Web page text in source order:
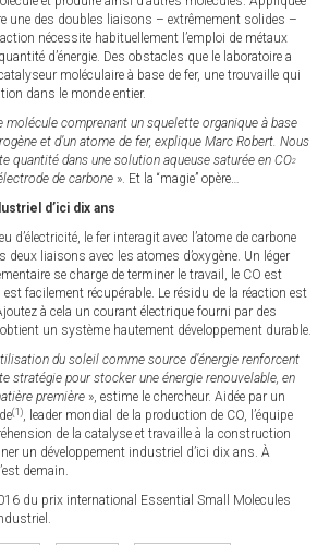
une des doubles liaisons – extrêmement solides –
nécessite habituellement l’emploi de métaux
d’énergie. Des obstacles que le laboratoire a
moléculaire à base de fer, une trouvaille qui
dans le monde entier.
molécule comprenant un squelette organique à base
et d’un atome de fer, explique Marc Robert. Nous
quantité dans une solution aqueuse saturée en CO2
de carbone ». Et la “magie” opère…
d’ici dix ans
d’électricité, le fer interagit avec l’atome de carbone
deux liaisons avec les atomes d’oxygène. Un léger
se charge de terminer le travail, le CO est
est facilement récupérable. Le résidu de la réaction est
à cela un courant électrique fourni par des
un système hautement développement durable.
du soleil comme source d’énergie renforcent
stratégie pour stocker une énergie renouvelable, en
première », estime le chercheur. Aidée par un
(1), leader mondial de la production de CO, l’équipe
de la catalyse et travaille à la construction
un développement industriel d’ici dix ans. À
demain.
du prix international Essential Small Molecules